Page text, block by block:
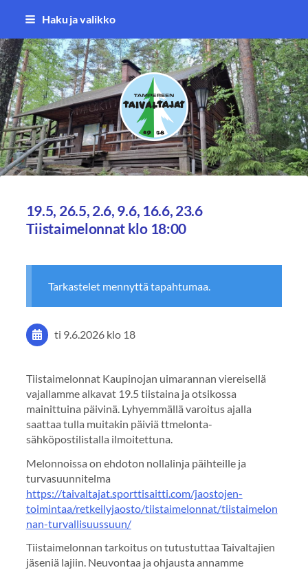
Siirry
sisältöön
Haku ja valikko
Tampereen Taivaltajat ry
19.5, 26.5, 2.6, 9.6, 16.6, 23.6
Tiistaimelonnat klo 18:00
Tarkastelet mennyttä tapahtumaa.
ti 9.6.2026 klo 18
Tiistaimelonnat Kaupinojan uimarannan viereisellä
vajallamme alkavat 19.5 tiistaina ja otsikossa
mainittuina päivinä. Lyhyemmällä varoitus ajalla
saattaa tulla muitakin päiviä ttmelonta-
sähköpostilistalla ilmoitettuna.
Melonnoissa on ehdoton nollalinja päihteille ja
turvasuunnitelma
https://taivaltajat.sporttisaitti.com/jaostojen-
toimintaa/retkeilyjaosto/tiistaimelonnat/tiistaimelon
nan-turvallisuussuun/
Tiistaimelonnan tarkoitus on tutustuttaa Taivaltajien
jäseniä lajiin. Neuvontaa ja ohjausta annamme